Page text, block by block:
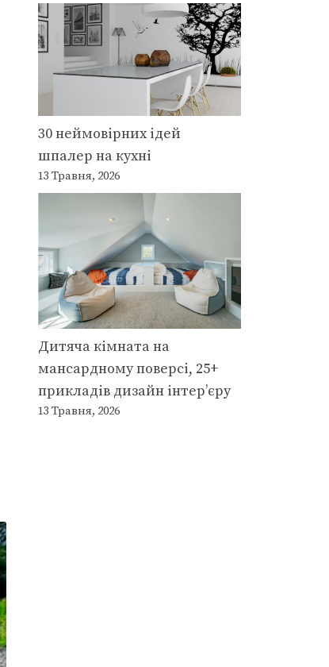
30 неймовірних ідей
шпалер на кухні
13 Травня, 2026
Дитяча кімната на
мансардному поверсі, 25+
прикладів дизайн інтер’єру
13 Травня, 2026